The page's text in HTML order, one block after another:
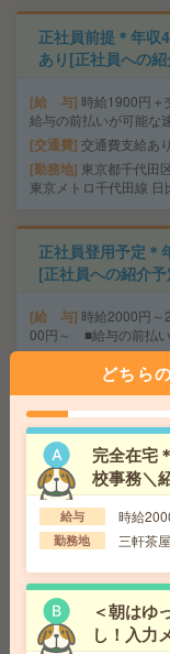
正社員前提＊年収
あり[正社員への
給 与 時給1900円
給与の前払いが可能な
交通費 交通費支給あり
勤務地 東京都千代田
東京メトロ千代田線 日
正社員登用予定＊
[正社員への紹介
給 与 時給2000円
00円～ ■給与の前払い
東京都墨田
東武伊勢崎線 とうき
時給1850円＊返
入館対応などの受
給 与 時給1850円
給与の前払いが可能な
交通費 交通費支給あ
勤務地
徒歩1分、東京メトロ
どちら
完全在宅
校事務＼
派遣]
給与 時給
勤務地 三軒茶
＜朝はゆ
し！入力